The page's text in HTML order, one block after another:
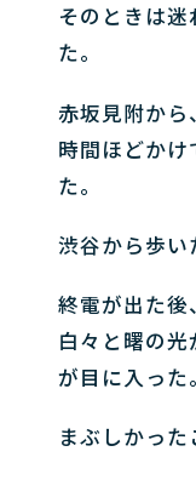
そのときは
た。
赤坂見附から
時間ほどかけ
た。
渋谷から歩い
終電が出た後
白々と曙の光
が目に入った。
まぶしかった